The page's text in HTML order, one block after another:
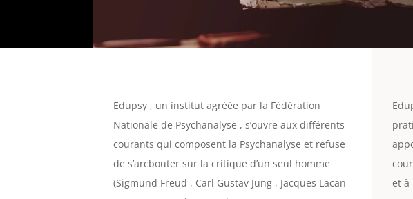
Edupsy , un institut agréée par la Fédération
Nationale de Psychanalyse , s’ouvre aux différents
courants qui composent la Psychanalyse et refuse
de s’arcbouter sur la critique d’un seul homme
(Sigmund Freud , Carl Gustav Jung , Jacques Lacan
et à